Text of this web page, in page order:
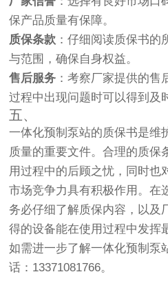
保产品质量有保障。
质保条款 ：仔细阅读质保书的
与范围，确保自身权益。
售后服务 ：考察厂家提供的售
过程中出现问题时可以得到及
五、
一体化预制泵站的质保书是维
质量的重要文件。合理的质保
用过程中的后顾之忧，同时也
市场竞争力具有积极作用。在
务必仔细了解质保内容，以及
得的设备能在使用过程中发挥
如需进一步了解一体化预制泵
话：13371081766。